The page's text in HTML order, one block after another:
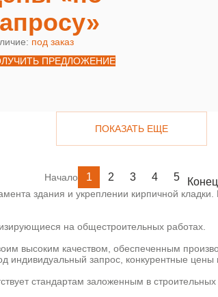
под заказ
ПРЕДЛОЖЕНИЕ
ПОКАЗАТЬ ЕЩЕ
Начало 1 2 3 4 5 Конец
здания и укреплении кирпичной кладки.
на общестроительных работах.
высоким качеством, обеспеченным
индивидуальный запрос, конкурентные цены
стандартам заложенным в